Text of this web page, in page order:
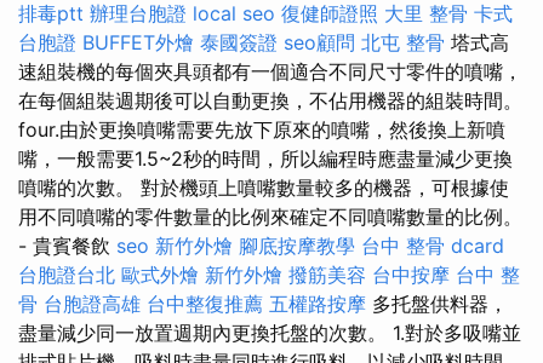
排毒ptt 辦理台胞證 local seo 復健師證照 大里 整骨 卡式
台胞證 BUFFET外燴 泰國簽證 seo顧問 北屯 整骨 塔式高
速組裝機的每個夾具頭都有一個適合不同尺寸零件的噴嘴，
在每個組裝週期後可以自動更換，不佔用機器的組裝時間。
four.由於更換噴嘴需要先放下原來的噴嘴，然後換上新噴
嘴，一般需要1.5~2秒的時間，所以編程時應盡量減少更換
噴嘴的次數。 對於機頭上噴嘴數量較多的機器，可根據使
用不同噴嘴的零件數量的比例來確定不同噴嘴數量的比例。
- 貴賓餐飲 seo 新竹外燴 腳底按摩教學 台中 整骨 dcard
台胞證台北 歐式外燴 新竹外燴 撥筋美容 台中按摩 台中 整
骨 台胞證高雄 台中整復推薦 五權路按摩 多托盤供料器，
盡量減少同一放置週期內更換托盤的次數。 1.對於多吸嘴並